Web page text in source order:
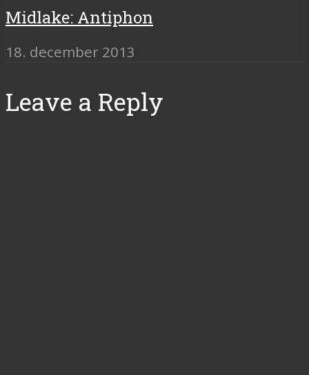
Midlake: Antiphon
18. december 2013
Leave a Reply